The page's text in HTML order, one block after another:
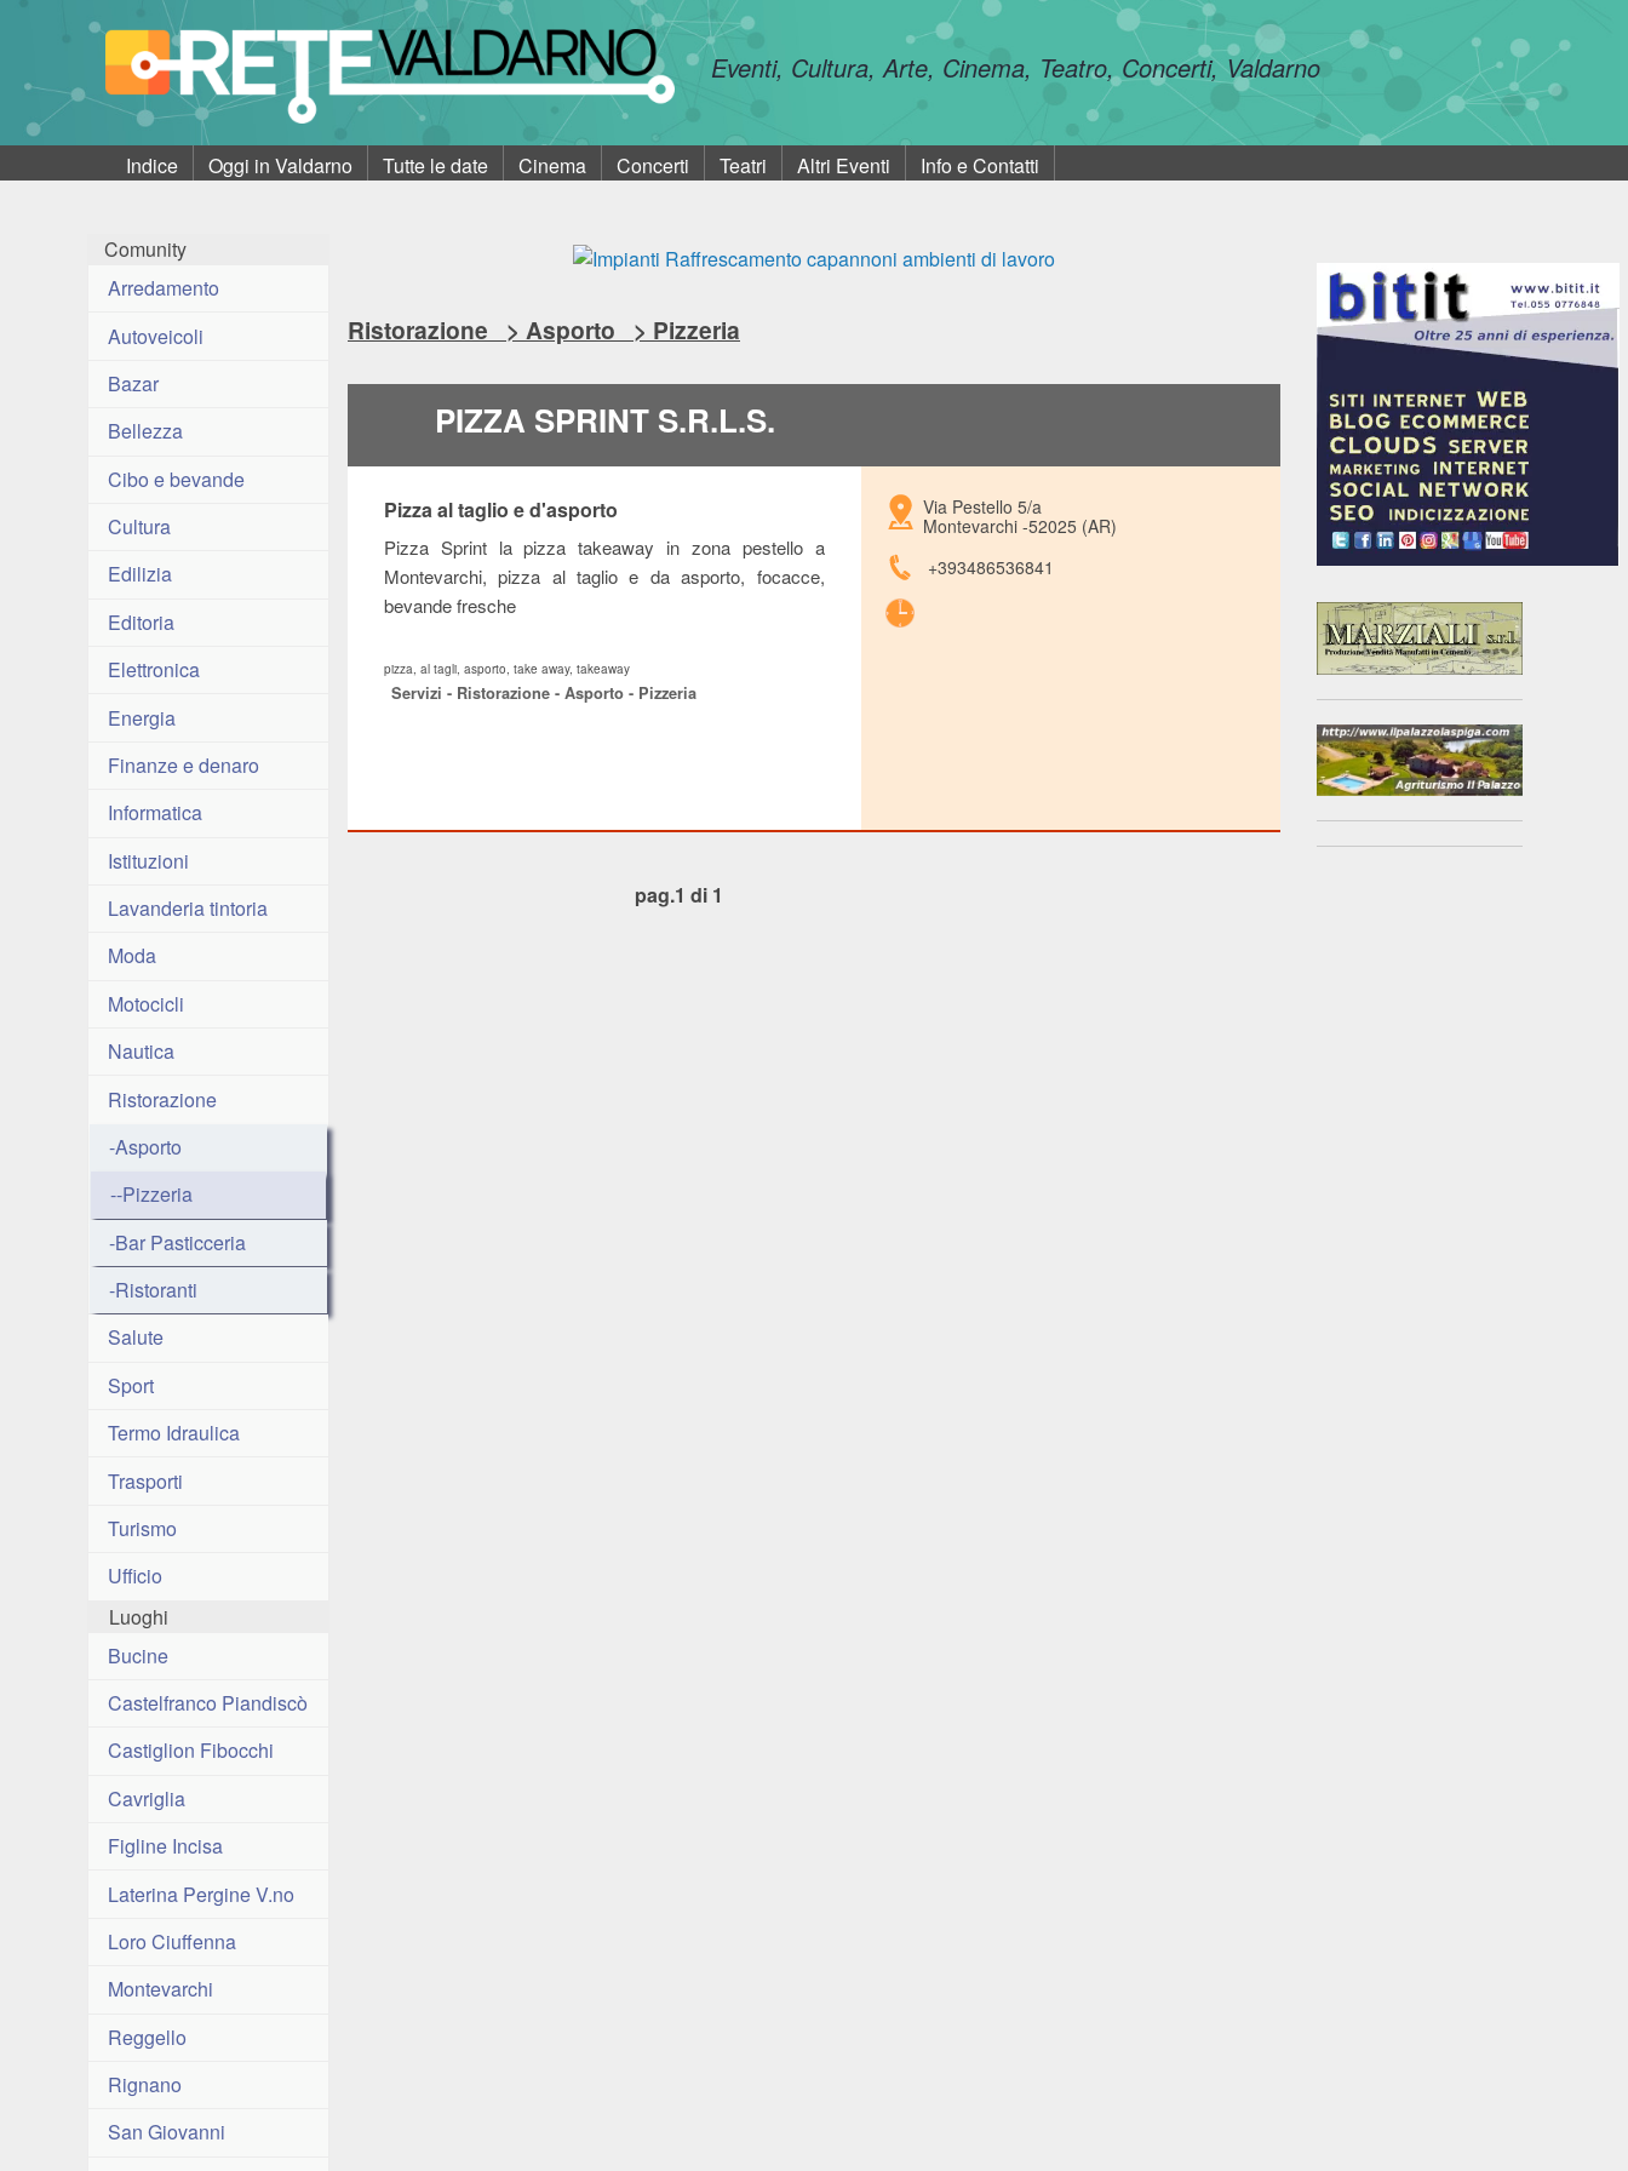
Eventi, Cultura, Arte, Cinema, Teatro, Concerti, Valdarno
Indice Oggi in Valdarno Tutte le date Cinema Concerti Teatri Altri Eventi Info e Contatti
Comunity
Arredamento
Autoveicoli
Bazar
Bellezza
Cibo e bevande
Cultura
Edilizia
Editoria
Elettronica
Energia
Finanze e denaro
Informatica
Istituzioni
Lavanderia tintoria
Moda
Motocicli
Nautica
Ristorazione
-Asporto
--Pizzeria
-Bar Pasticceria
-Ristoranti
Salute
Sport
Termo Idraulica
Trasporti
Turismo
Ufficio
Luoghi
Bucine
Castelfranco Piandiscò
Castiglion Fibocchi
Cavriglia
Figline Incisa
Laterina Pergine V.no
Loro Ciuffenna
Montevarchi
Reggello
Rignano
San Giovanni
Ristorazione > Asporto > Pizzeria
PIZZA SPRINT S.R.L.S.
Pizza al taglio e d'asporto
Pizza Sprint la pizza takeaway in zona pestello a
Montevarchi, pizza al taglio e da asporto, focacce,
bevande fresche
pizza, al tagli, asporto, take away, takeaway
Servizi - Ristorazione - Asporto - Pizzeria
Via Pestello 5/a
Montevarchi -52025 (AR)
+393486536841
pag.1 di 1